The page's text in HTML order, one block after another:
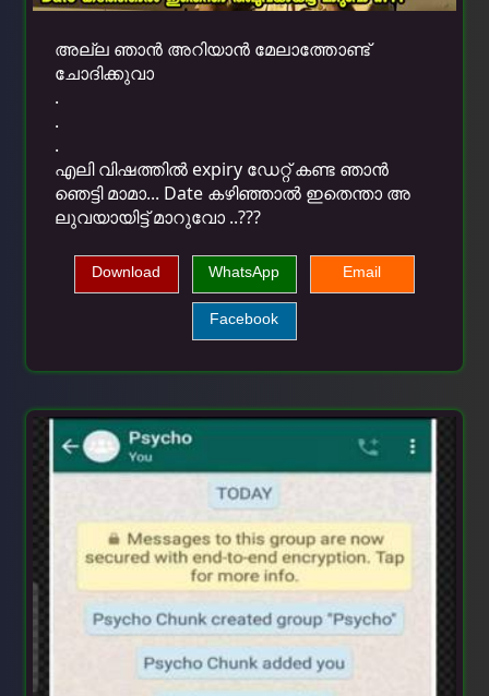
അല്ല ഞാന്‍ അറിയാന്‍ മേലാത്തോണ്ട്
ചോദിക്കുവാ
.
.
.
എലി വിഷത്തിൽ expiry ഡേറ്റ് കണ്ട ഞാൻ
ഞെട്ടി മാമാ... Date കഴിഞ്ഞാൽ ഇതെന്താ അ
ലുവയായിട്ട് മാറുവോ ..???
Download WhatsApp Email
Facebook